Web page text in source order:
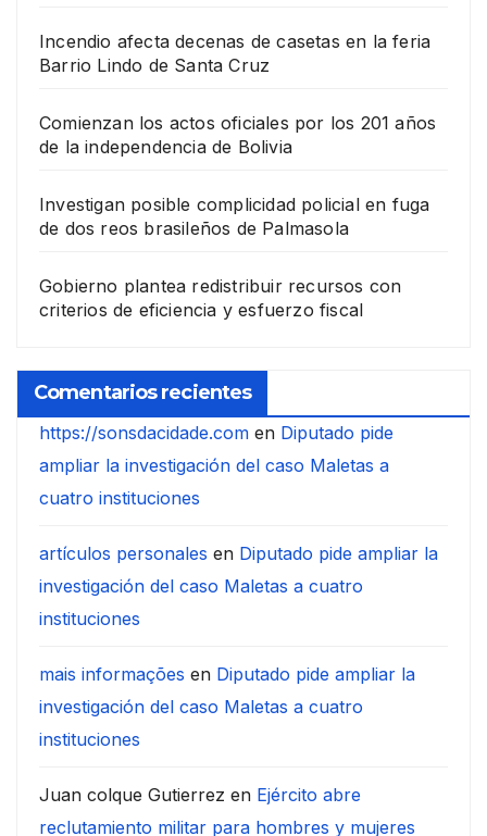
Incendio afecta decenas de casetas en la feria
Barrio Lindo de Santa Cruz
Comienzan los actos oficiales por los 201 años
de la independencia de Bolivia
Investigan posible complicidad policial en fuga
de dos reos brasileños de Palmasola
Gobierno plantea redistribuir recursos con
criterios de eficiencia y esfuerzo fiscal
Comentarios recientes
https://sonsdacidade.com en Diputado pide
ampliar la investigación del caso Maletas a
cuatro instituciones
artículos personales en Diputado pide ampliar la
investigación del caso Maletas a cuatro
instituciones
mais informações en Diputado pide ampliar la
investigación del caso Maletas a cuatro
instituciones
Juan colque Gutierrez en Ejército abre
reclutamiento militar para hombres y mujeres